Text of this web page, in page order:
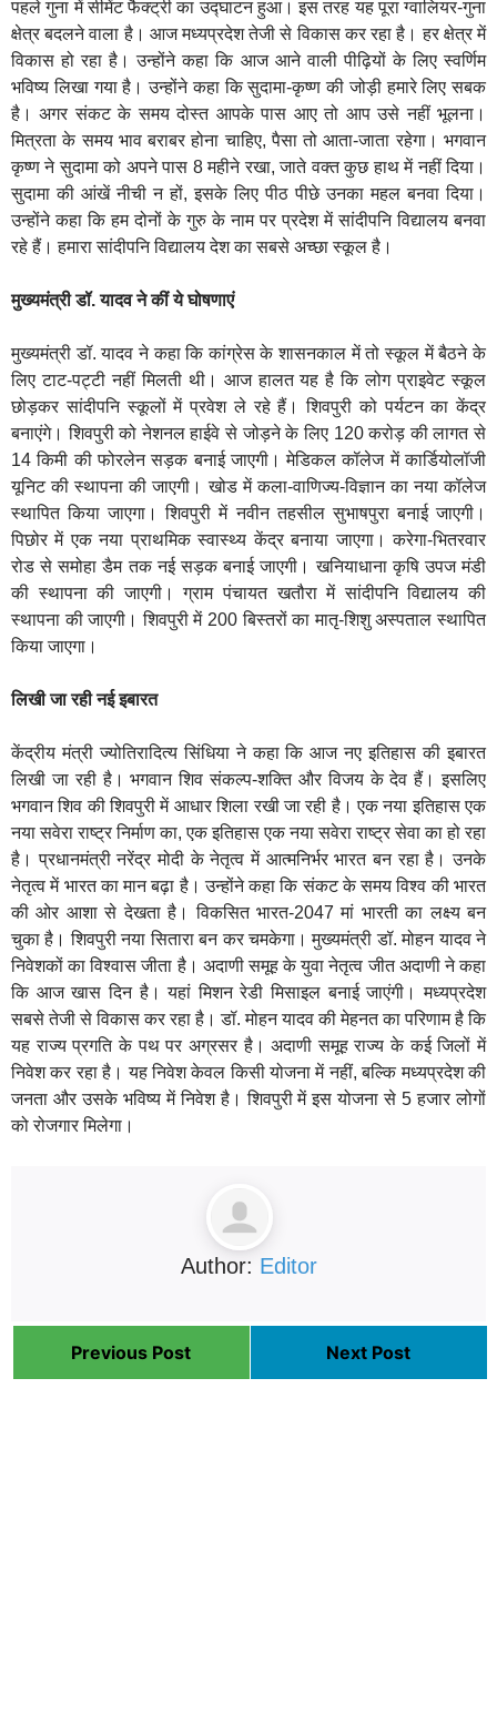
पहले गुना में सीमेंट फैक्ट्री का उद्घाटन हुआ। इस तरह यह पूरा ग्वालियर-गुना
क्षेत्र बदलने वाला है। आज मध्यप्रदेश तेजी से विकास कर रहा है। हर क्षेत्र में
विकास हो रहा है। उन्होंने कहा कि आज आने वाली पीढ़ियों के लिए स्वर्णिम
भविष्य लिखा गया है। उन्होंने कहा कि सुदामा-कृष्ण की जोड़ी हमारे लिए सबक
है। अगर संकट के समय दोस्त आपके पास आए तो आप उसे नहीं भूलना।
मित्रता के समय भाव बराबर होना चाहिए, पैसा तो आता-जाता रहेगा। भगवान
कृष्ण ने सुदामा को अपने पास 8 महीने रखा, जाते वक्त कुछ हाथ में नहीं दिया।
सुदामा की आंखें नीची न हों, इसके लिए पीठ पीछे उनका महल बनवा दिया।
उन्होंने कहा कि हम दोनों के गुरु के नाम पर प्रदेश में सांदीपनि विद्यालय बनवा
रहे हैं। हमारा सांदीपनि विद्यालय देश का सबसे अच्छा स्कूल है।
मुख्यमंत्री डॉ. यादव ने कीं ये घोषणाएं
मुख्यमंत्री डॉ. यादव ने कहा कि कांग्रेस के शासनकाल में तो स्कूल में बैठने के
लिए टाट-पट्टी नहीं मिलती थी। आज हालत यह है कि लोग प्राइवेट स्कूल
छोड़कर सांदीपनि स्कूलों में प्रवेश ले रहे हैं। शिवपुरी को पर्यटन का केंद्र
बनाएंगे। शिवपुरी को नेशनल हाईवे से जोड़ने के लिए 120 करोड़ की लागत से
14 किमी की फोरलेन सड़क बनाई जाएगी। मेडिकल कॉलेज में कार्डियोलॉजी
यूनिट की स्थापना की जाएगी। खोड में कला-वाणिज्य-विज्ञान का नया कॉलेज
स्थापित किया जाएगा। शिवपुरी में नवीन तहसील सुभाषपुरा बनाई जाएगी।
पिछोर में एक नया प्राथमिक स्वास्थ्य केंद्र बनाया जाएगा। करेगा-भितरवार
रोड से समोहा डैम तक नई सड़क बनाई जाएगी। खनियाधाना कृषि उपज मंडी
की स्थापना की जाएगी। ग्राम पंचायत खतौरा में सांदीपनि विद्यालय की
स्थापना की जाएगी। शिवपुरी में 200 बिस्तरों का मातृ-शिशु अस्पताल स्थापित
किया जाएगा।
लिखी जा रही नई इबारत
केंद्रीय मंत्री ज्योतिरादित्य सिंधिया ने कहा कि आज नए इतिहास की इबारत
लिखी जा रही है। भगवान शिव संकल्प-शक्ति और विजय के देव हैं। इसलिए
भगवान शिव की शिवपुरी में आधार शिला रखी जा रही है। एक नया इतिहास एक
नया सवेरा राष्ट्र निर्माण का, एक इतिहास एक नया सवेरा राष्ट्र सेवा का हो रहा
है। प्रधानमंत्री नरेंद्र मोदी के नेतृत्व में आत्मनिर्भर भारत बन रहा है। उनके
नेतृत्व में भारत का मान बढ़ा है। उन्होंने कहा कि संकट के समय विश्व की भारत
की ओर आशा से देखता है। विकसित भारत-2047 मां भारती का लक्ष्य बन
चुका है। शिवपुरी नया सितारा बन कर चमकेगा। मुख्यमंत्री डॉ. मोहन यादव ने
निवेशकों का विश्वास जीता है। अदाणी समूह के युवा नेतृत्व जीत अदाणी ने कहा
कि आज खास दिन है। यहां मिशन रेडी मिसाइल बनाई जाएंगी। मध्यप्रदेश
सबसे तेजी से विकास कर रहा है। डॉ. मोहन यादव की मेहनत का परिणाम है कि
यह राज्य प्रगति के पथ पर अग्रसर है। अदाणी समूह राज्य के कई जिलों में
निवेश कर रहा है। यह निवेश केवल किसी योजना में नहीं, बल्कि मध्यप्रदेश की
जनता और उसके भविष्य में निवेश है। शिवपुरी में इस योजना से 5 हजार लोगों
को रोजगार मिलेगा।
Author: Editor
Previous Post Next Post